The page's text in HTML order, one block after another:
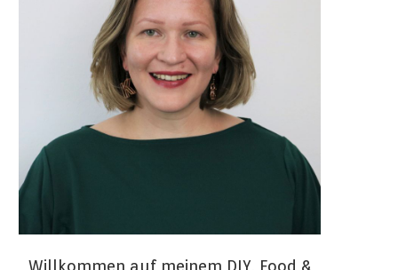
Willkommen auf meinem DIY, Food &